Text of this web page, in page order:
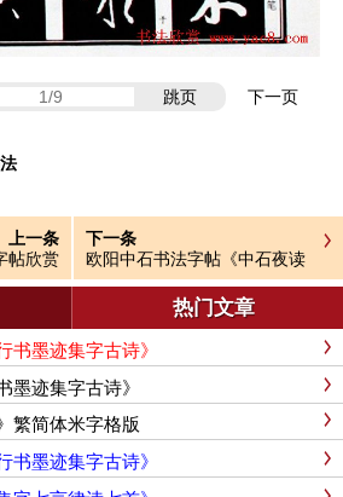
跳页 下一页
上一条
帖欣赏
下一条
欧阳中石书法字帖《中石夜读
词钞》
热门文章
书墨迹集字古诗》
墨迹集字古诗》
繁简体米字格版
书墨迹集字古诗》